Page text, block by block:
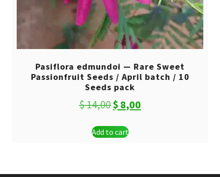
Pasiflora edmundoi — Rare Sweet
Passionfruit Seeds / April batch / 10
Seeds pack
$14,00Original
was:
$ 8,00
Add to cart